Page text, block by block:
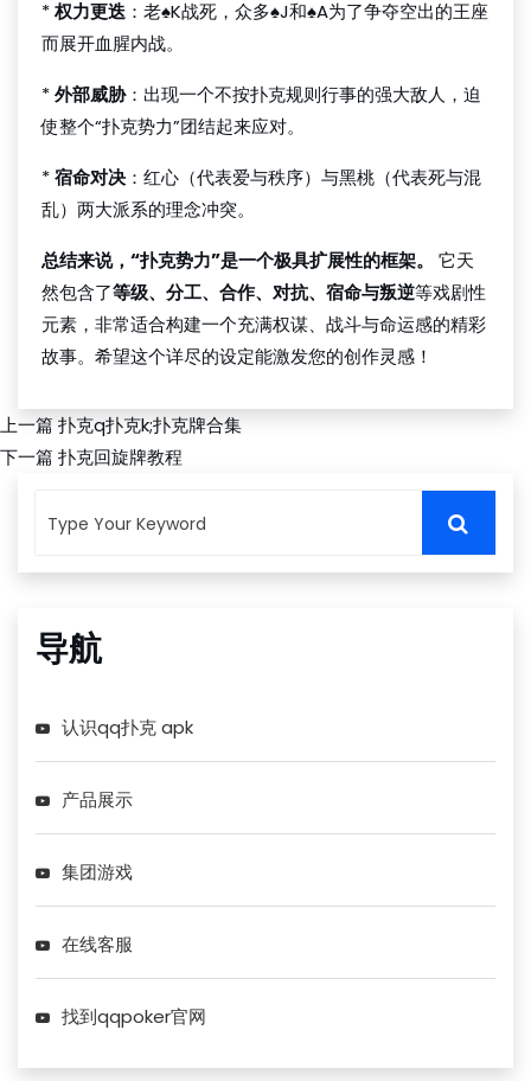
*权力更迭 ：老♠K战死，众多♠J和♠A为了争夺空出的王座
而展开血腥内战。
*外部威胁：出现一个不按扑克规则行事的强大敌人，迫
使整个“扑克势力”团结起来应对。
*宿命对决 ：红心（代表爱与秩序）与黑桃（代表死与混
乱）两大派系的理念冲突。
总结来说，“扑克势力”是一个极具扩展性的框架。
它天
然包含了等级、分工、合作、对抗、宿命与叛逆等戏剧性
元素，非常适合构建一个充满权谋、战斗与命运感的精彩
故事。希望这个详尽的设定能激发您的创作灵感！
上一篇扑克q扑克k;扑克牌合集
下一篇 扑克回旋牌教程
导航
认识qq扑克 apk
产品展示
集团游戏
在线客服
找到qqpoker官网